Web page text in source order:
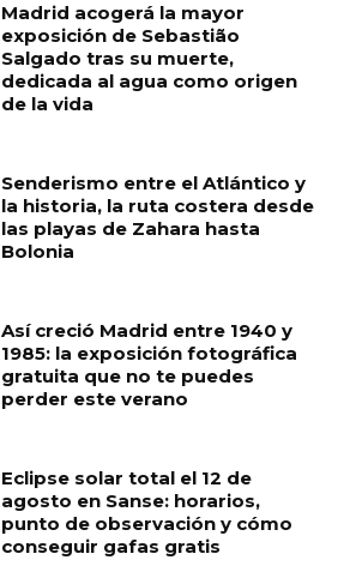
Madrid acogerá la mayor
exposición de Sebastião
Salgado tras su muerte,
dedicada al agua como origen
de la vida
Senderismo entre el Atlántico y
la historia, la ruta costera desde
las playas de Zahara hasta
Bolonia
Así creció Madrid entre 1940 y
1985: la exposición fotográfica
gratuita que no te puedes
perder este verano
Eclipse solar total el 12 de
agosto en Sanse: horarios,
punto de observación y cómo
conseguir gafas gratis